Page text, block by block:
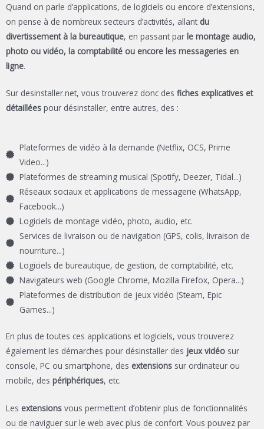
Quand on parle d’applications, de logiciels ou encore d’extensions,
on pense à de nombreux secteurs d’activités, allant du
divertissement à la bureautique, en passant par le montage audio,
photo ou vidéo, la comptabilité ou encore les messageries en
ligne.
Sur desinstaller.net, vous trouverez donc des fiches explicatives et
détaillées pour désinstaller, entre autres, des :
Plateformes de vidéo à la demande (Netflix, OCS, Prime
Video...)
Plateformes de streaming musical (Spotify, Deezer, Tidal...)
Réseaux sociaux et applications de messagerie (WhatsApp,
Facebook...)
Logiciels de montage vidéo, photo, audio, etc.
Services de livraison ou de navigation (GPS, colis, livraison de
nourriture...)
Logiciels de bureautique, de gestion, de comptabilité, etc.
Navigateurs web (Google Chrome, Mozilla Firefox, Opera...)
Plateformes de distribution de jeux vidéo (Steam, Epic
Games...)
En plus de toutes ces applications et logiciels, vous trouverez
également les démarches pour désinstaller des jeux vidéo sur
console, PC ou smartphone, des extensions sur ordinateur ou
mobile, des périphériques, etc.
Les extensions vous permettent d’obtenir plus de fonctionnalités
ou de naviguer sur le web avec plus de confort. Vous pouvez par